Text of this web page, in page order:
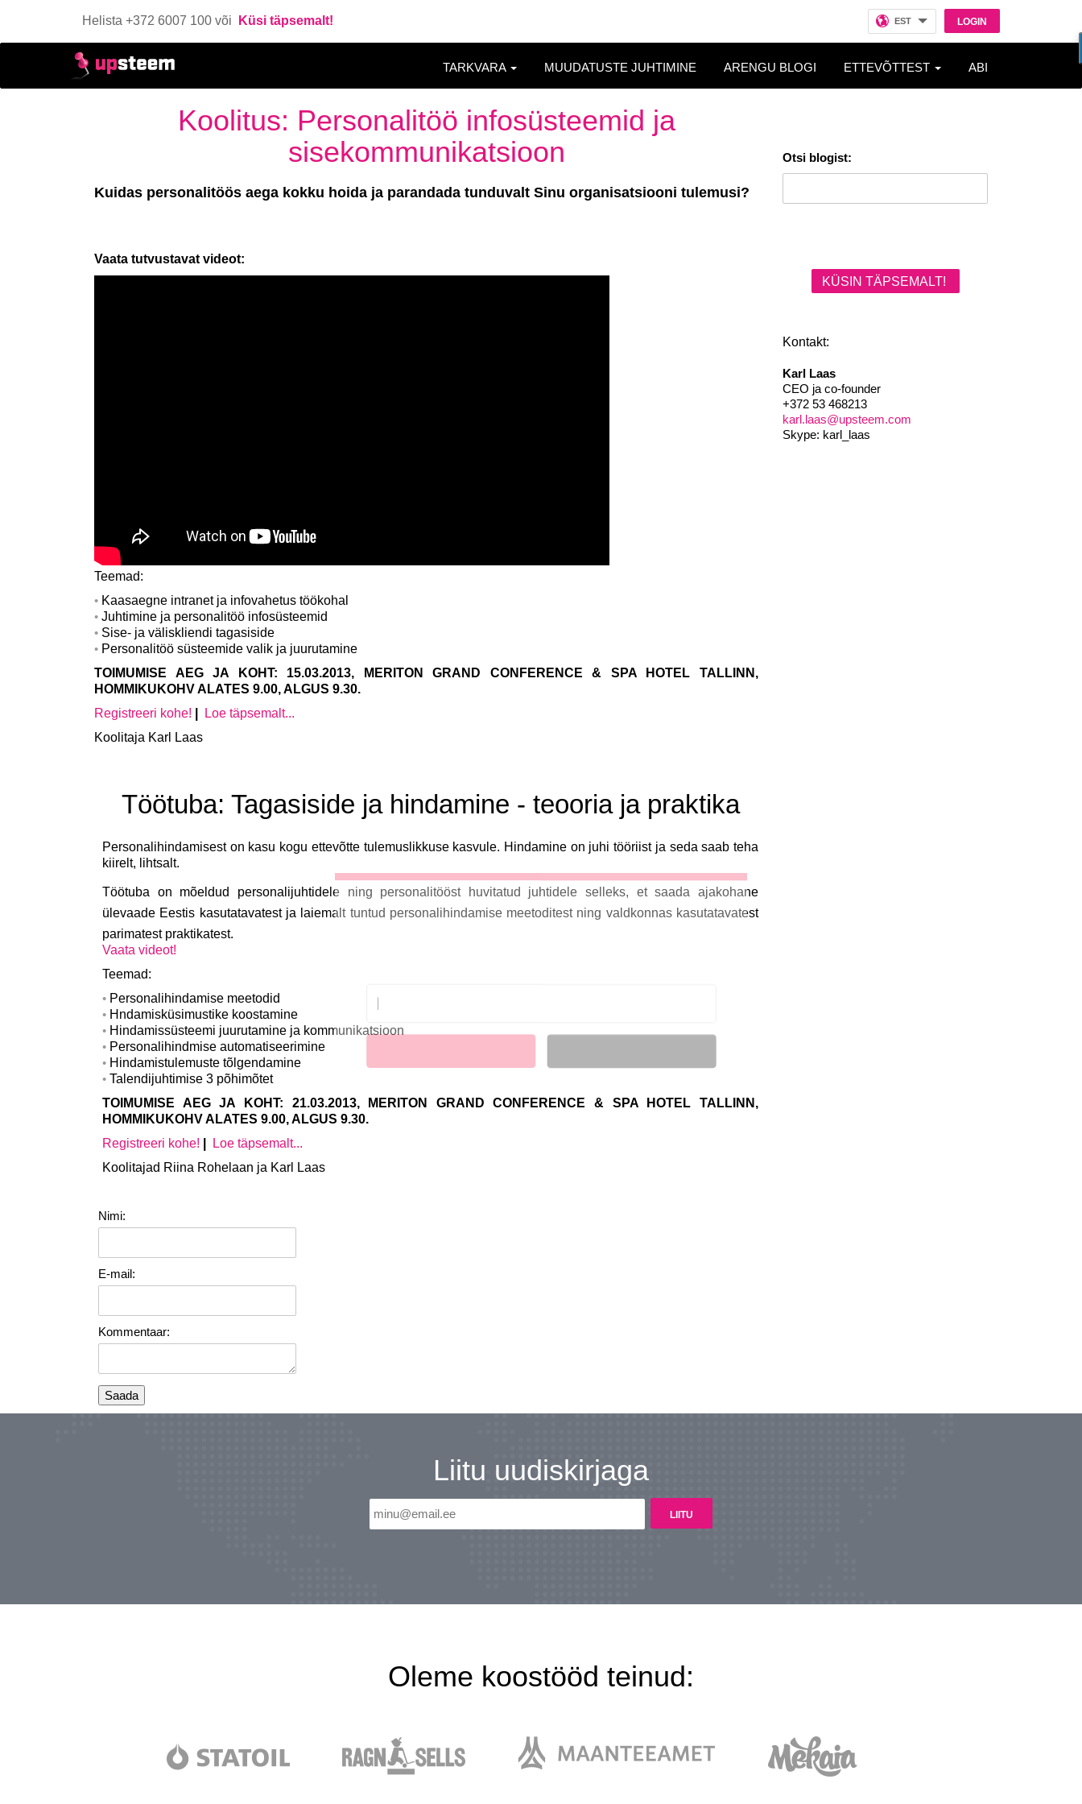
Helista +372 6007 100 või Küsi täpsemalt! LOGIN
EST
TARKVARA MUUDATUSTE JUHTIMINE ARENGU BLOGI ETTEVÕTTEST ABI
Koolitus: Personalitöö infosüsteemid ja
sisekommunikatsioon
Kuidas personalitöös aega kokku hoida ja parandada tunduvalt Sinu organisatsiooni tulemusi?
Vaata tutvustavat videot:
Teemad:
Kaasaegne intranet ja infovahetus töökohal
Juhtimine ja personalitöö infosüsteemid
Sise- ja väliskliendi tagasiside
Personalitöö süsteemide valik ja juurutamine
TOIMUMISE AEG JA KOHT: 15.03.2013, MERITON GRAND CONFERENCE & SPA HOTEL TALLINN,
HOMMIKUKOHV ALATES 9.00, ALGUS 9.30.
Registreeri kohe!
Loe täpsemalt...
Koolitaja Karl Laas
Töötuba: Tagasiside ja hindamine - teooria ja praktika
Personalihindamisest on kasu kogu ettevõtte tulemuslikkuse kasvule. Hindamine on juhi tööriist ja seda saab teha
kiirelt, lihtsalt.
Töötuba on mõeldud personalijuhtidele ning personalitööst huvitatud juhtidele selleks, et saada ajakohane
ülevaade Eestis kasutatavatest ja laiemalt tuntud personalihindamise meetoditest ning valdkonnas kasutatavatest
parimatest praktikatest.
Vaata videot!
Teemad:
Personalihindamise meetodid
Hndamisküsimustike koostamine
Hindamissüsteemi juurutamine ja kommunikatsioon
Personalihindmise automatiseerimine
Hindamistulemuste tõlgendamine
Talendijuhtimise 3 põhimõtet
TOIMUMISE AEG JA KOHT: 21.03.2013, MERITON GRAND CONFERENCE & SPA HOTEL TALLINN,
HOMMIKUKOHV ALATES 9.00, ALGUS 9.30.
Registreeri kohe!
Loe täpsemalt...
Koolitajad Riina Rohelaan ja Karl Laas
Nimi:
E-mail:
Kommentaar:
Otsi blogist:
KÜSIN TÄPSEMALT!
Kontakt:
Karl Laas
CEO ja co-founder
+372 53 468213
karl.laas@upsteem.com
Skype: karl_laas
Liitu uudiskirjaga
Oleme koostööd teinud:
LIITU UUDISKIRJAGA